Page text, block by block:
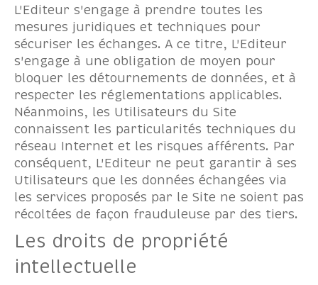
L'Editeur s'engage à prendre toutes les
mesures juridiques et techniques pour
sécuriser les échanges. A ce titre, L'Editeur
s'engage à une obligation de moyen pour
bloquer les détournements de données, et à
respecter les réglementations applicables.
Néanmoins, les Utilisateurs du Site
connaissent les particularités techniques du
réseau Internet et les risques afférents. Par
conséquent, L'Editeur ne peut garantir à ses
Utilisateurs que les données échangées via
les services proposés par le Site ne soient pas
récoltées de façon frauduleuse par des tiers.
Les droits de propriété
intellectuelle